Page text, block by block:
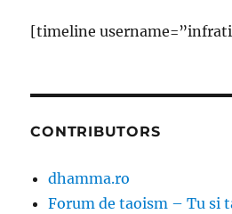
[timeline
CONTRIBUTORS
dhamma.ro
Forum de taoism – Tu si